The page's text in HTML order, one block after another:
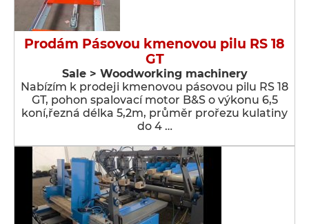
Prodám Pásovou kmenovou pilu RS 18
GT
Sale > Woodworking machinery
Nabízím k prodeji kmenovou pásovou pilu RS 18
GT, pohon spalovací motor B&S o výkonu 6,5
koní,řezná délka 5,2m, průměr prořezu kulatiny
do 4 …